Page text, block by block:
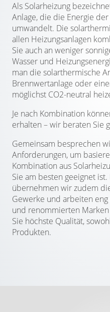
Als Solarheizung
Anlage, die die Energie
umwandelt. Die
allen Heizungsanlagen
Sie auch an weniger
Wasser und
man die solarthermische
Brennwertanlage oder
möglichst CO2-neutral
Je nach Kombination
erhalten – wir beraten Sie
Gemeinsam besprechen
Anforderungen, um
Kombination aus
Sie am besten geeignet
übernehmen wir zudem
Gewerke und arbeiten
und renommierten
Sie höchste Qualität,
Produkten.